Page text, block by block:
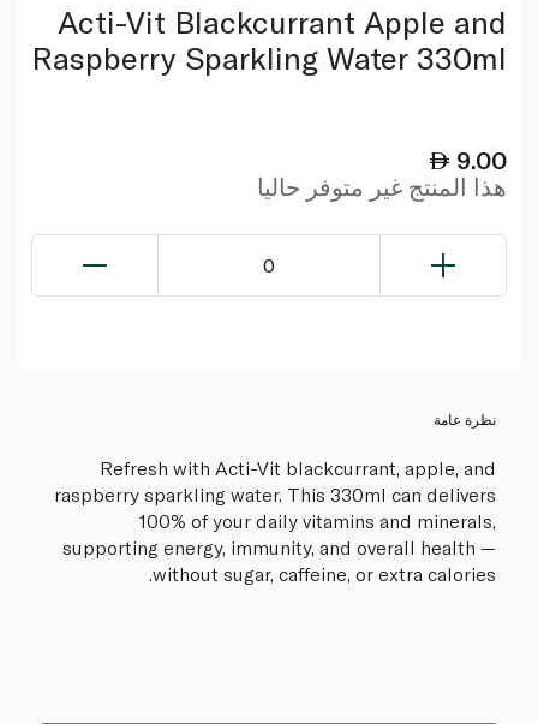
Acti-Vit Blackcurrant Apple and
Raspberry Sparkling Water 330ml
9.00
هذا المنتج غير متوفر حاليا
0
نظرة عامة
Refresh with Acti-Vit blackcurrant, apple, and
raspberry sparkling water. This 330ml can delivers
100% of your daily vitamins and minerals,
supporting energy, immunity, and overall health —
without sugar, caffeine, or extra calories.